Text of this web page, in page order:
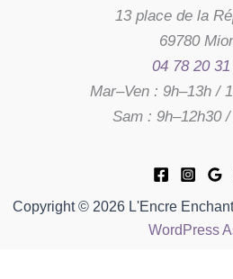
13 place de la
69780
04 78 20
Mar–Ven : 9h–13h /
Sam : 9h–12h30
Copyright © 2026 L'Encre
WordPress